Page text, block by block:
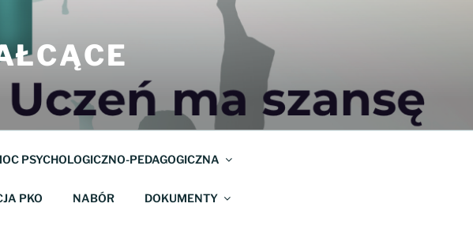
PSYCHOLOGICZNO-PEDAGOGICZNA
PKO NABÓR DOKUMENTY